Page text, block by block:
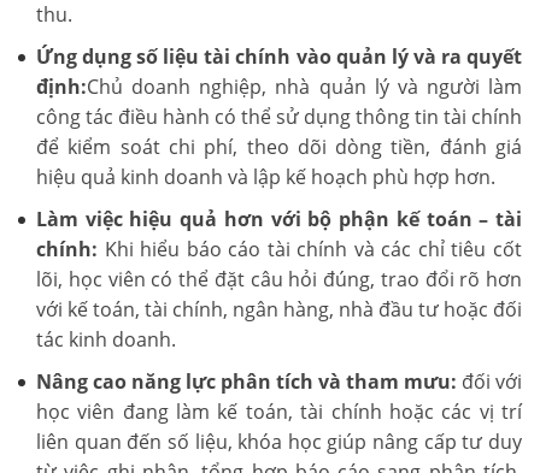
thu.
Ứng dụng số liệu tài chính vào quản lý và ra quyết
định:Chủ doanh nghiệp, nhà quản lý và người làm
công tác điều hành có thể sử dụng thông tin tài chính
để kiểm soát chi phí, theo dõi dòng tiền, đánh giá
hiệu quả kinh doanh và lập kế hoạch phù hợp hơn.
Làm việc hiệu quả hơn với bộ phận kế toán – tài
chính: Khi hiểu báo cáo tài chính và các chỉ tiêu cốt
lõi, học viên có thể đặt câu hỏi đúng, trao đổi rõ hơn
với kế toán, tài chính, ngân hàng, nhà đầu tư hoặc đối
tác kinh doanh.
Nâng cao năng lực phân tích và tham mưu: đối với
học viên đang làm kế toán, tài chính hoặc các vị trí
liên quan đến số liệu, khóa học giúp nâng cấp tư duy